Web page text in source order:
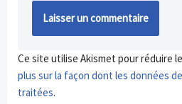
Ce site utilise Akismet pour réduire
plus sur la façon dont les données
traitées.